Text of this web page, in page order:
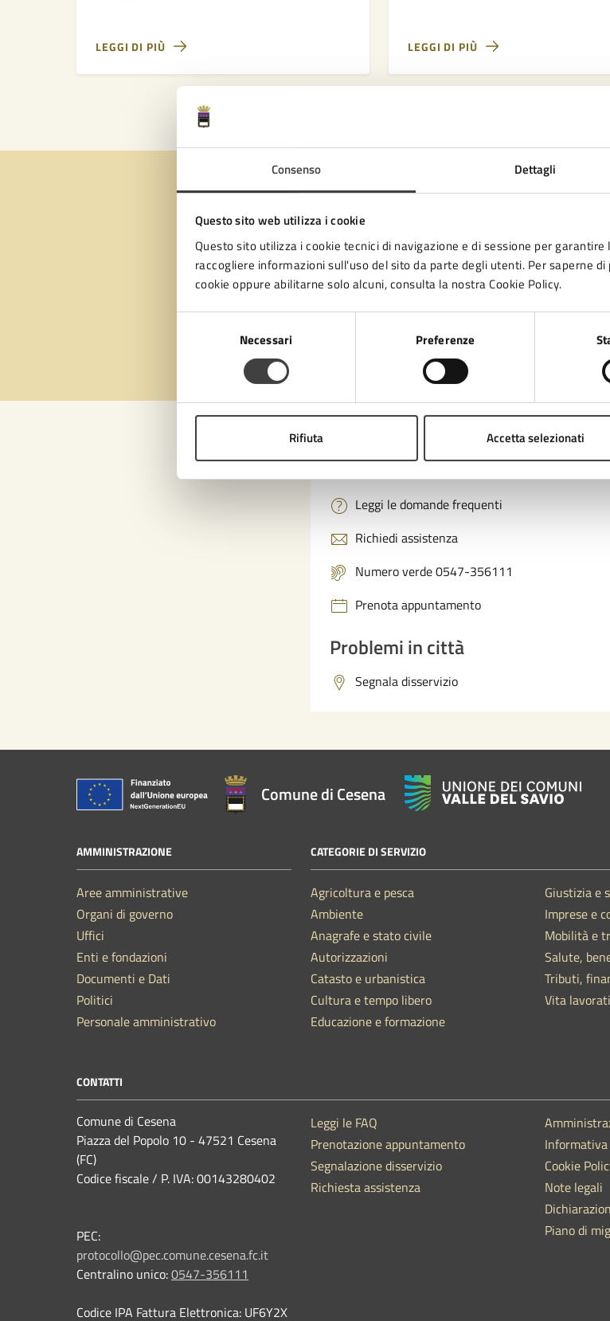
Consenso Dettagli
Questo sito web utilizza i cookie
Questo sito utilizza i cookie tecnici di navigazione e di sessione per
raccogliere informazioni sull'uso del sito da parte degli utenti. Per saperne
cookie oppure abilitarne solo alcuni, consulta la nostra Cookie Policy.
Necessari Preferenze
Rifiuta Accetta selezionati
LEGGI DI PIÙ LEGGI DI PIÙ
Quanto sono chiare le informazioni
pagina?
Contatta il comune
Leggi le domande frequenti
Richiedi assistenza
Numero verde 0547-356111
Prenota appuntamento
Problemi in città
Segnala disservizio
Comune di Cesena
AMMINISTRAZIONE
Aree amministrative
Organi di governo
Uffici
Enti e fondazioni
Documenti e Dati
Politici
Personale amministrativo
CATEGORIE DI SERVIZIO
Agricoltura e pesca
Ambiente
Anagrafe e stato civile
Autorizzazioni
Catasto e urbanistica
Cultura e tempo libero
Educazione e formazione
Giustizia e
Imprese e
Mobilità e
Salute,
Tributi,
Vita
CONTATTI
Comune di Cesena
Piazza del Popolo 10 - 47521 Cesena
(FC)
Codice fiscale / P. IVA: 00143280402
PEC:
protocollo@pec.comune.cesena.fc.it
Centralino unico:0547-356111
Codice IPA Fattura Elettronica: UF6Y2X
Leggi le FAQ
Prenotazione appuntamento
Segnalazione disservizio
Richiesta assistenza
Cookie
Note legali
Piano di